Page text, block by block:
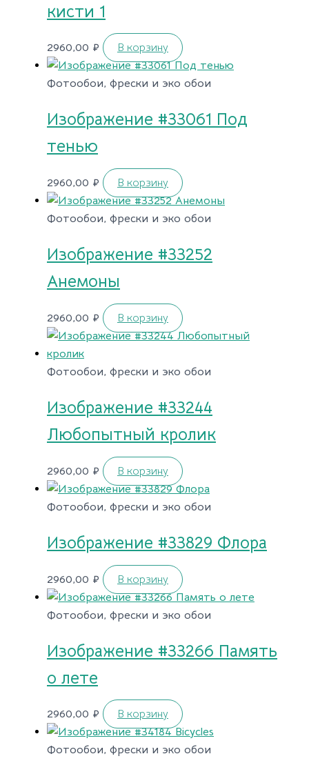
кисти 1
2960,00 ₽ В корзину
Фотообои, фрески и эко обои
Изображение #33061 Под
тенью
2960,00 ₽ В корзину
Фотообои, фрески и эко обои
Изображение #33252
Анемоны
2960,00 ₽ В корзину
Фотообои, фрески и эко обои
Изображение #33244
Любопытный кролик
2960,00 ₽ В корзину
Фотообои, фрески и эко обои
Изображение #33829 Флора
2960,00 ₽ В корзину
Фотообои, фрески и эко обои
Изображение #33266 Память
о лете
2960,00 ₽ В корзину
Фотообои, фрески и эко обои